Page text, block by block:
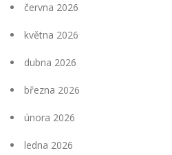
června 2026
května 2026
dubna 2026
března 2026
února 2026
ledna 2026